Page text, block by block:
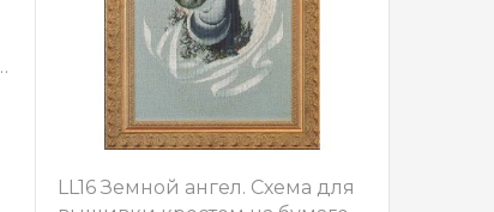
Зашивка
частичная
LL16 Земной ангел. Схема для